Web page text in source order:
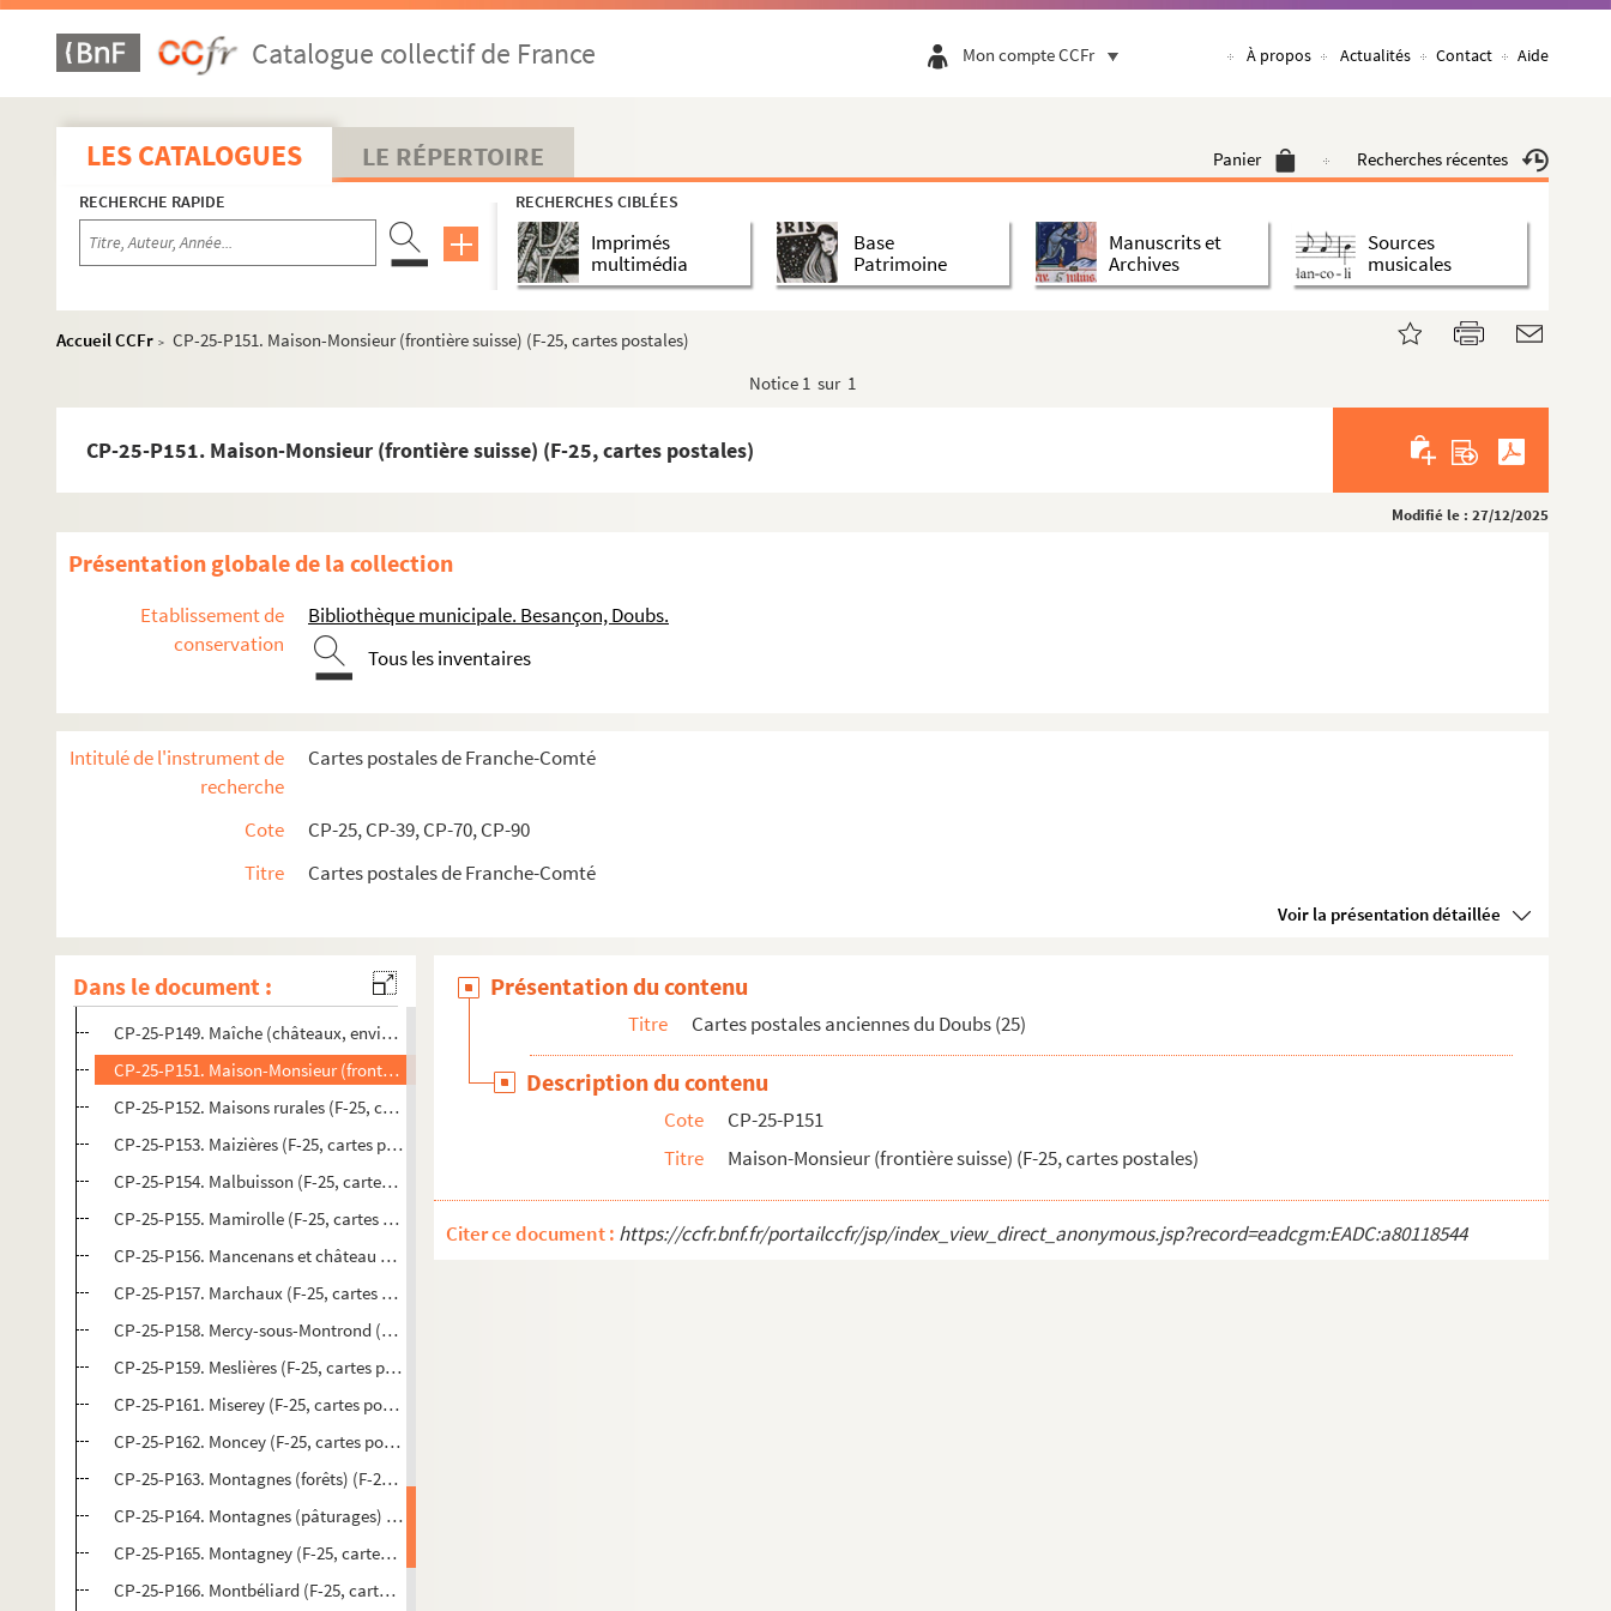
Catalogue collectif de France Mon compte CCFr À propos Actualités Contact Aide
LES CATALOGUES LE RÉPERTOIRE Panier Recherches récentes
RECHERCHE RAPIDE RECHERCHES CIBLÉES
Imprimés
multimédia
Base
Patrimoine
Manuscrits et
Archives
Sources
musicales
Accueil CCFr > CP-25-P151. Maison-Monsieur (frontière suisse) (F-25, cartes postales)
Notice 1 sur 1
CP-25-P151. Maison-Monsieur (frontière suisse) (F-25, cartes postales)
Modifié le : 27/12/2025
Présentation globale de la collection
Etablissement de
conservation
Bibliothèque municipale. Besançon, Doubs.
Tous les inventaires
Intitulé de l'instrument de
recherche
Cartes postales de Franche-Comté
Cote
CP-25, CP-39, CP-70, CP-90
Titre
Cartes postales de Franche-Comté
Voir la présentation détaillée
Dans le document :
CP-25-P122. Les Gras (F-25, cartes postales)
CP-25-P123. Guillon-les-Bains (F-25, cartes postales)
CP-25-P124. Guyans-Vennes (F-25, cartes postales)
CP-25-P125. Hérimoncourt (F-25, cartes postales)
CP-25-P126. Les Hôpitaux-Neufs (F-25, cartes postales)
CP-25-P127. Hyèvre-Paroisse (F-25, cartes postales)
CP-25-P128. L'Isle-sur-le-Doubs (F-25, cartes postales)
CP-25-P133. Labergement-Sainte-Marie (F-25, cartes postales)
CP-25-P136. Lantenne-Vertière (F-25, cartes postales)
CP-25-P138. Lavernay (F-25, cartes postales)
CP-25-P139. Levier (F-25, cartes postales)
CP-25-P141. Le Lison (F-25, cartes postales)
CP-25-P142. Lods (F-25, cartes postales)
CP-25-P144. Longeville (F-25, cartes postales)
CP-25-P145. Les Longevilles-hautes (F-25, cartes postales)
CP-25-P147. La Loue (vallée) (F-25, cartes postales)
CP-25-P148. Maîche (F-25, cartes postales)
CP-25-P149. Maîche (châteaux, environs) (F-25, cartes postales)
CP-25-P151. Maison-Monsieur (frontière suisse) (F-25, cartes postales)
CP-25-P152. Maisons rurales (F-25, cartes postales)
CP-25-P153. Maizières (F-25, cartes postales)
CP-25-P154. Malbuisson (F-25, cartes postales)
CP-25-P155. Mamirolle (F-25, cartes postales)
CP-25-P156. Mancenans et château de l'Hermitage (F-25, cartes postales)
CP-25-P157. Marchaux (F-25, cartes postales)
CP-25-P158. Mercy-sous-Montrond (F-25, cartes postales)
CP-25-P159. Meslières (F-25, cartes postales)
CP-25-P161. Miserey (F-25, cartes postales)
CP-25-P162. Moncey (F-25, cartes postales)
CP-25-P163. Montagnes (forêts) (F-25, cartes postales)
CP-25-P164. Montagnes (pâturages) (F-25, cartes postales)
CP-25-P165. Montagney (F-25, cartes postales)
CP-25-P166. Montbéliard (F-25, cartes postales)
Présentation du contenu
Titre Cartes postales anciennes du Doubs (25)
Description du contenu
Cote
CP-25-P151
Titre
Maison-Monsieur (frontière suisse) (F-25, cartes postales)
Citer ce document : https://ccfr.bnf.fr/portailccfr/jsp/index_view_direct_anonymous.jsp?record=eadcgm:EADC:a80118544